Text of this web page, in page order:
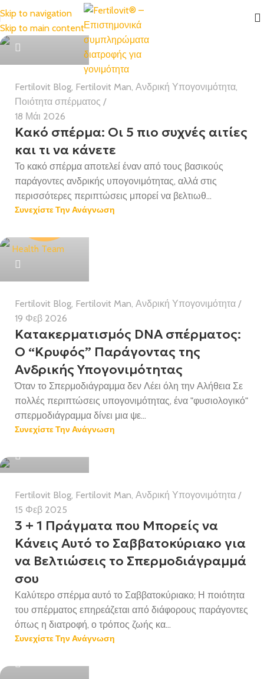
Skip to navigation
Skip to main content
Health Team
Fertilovit Blog, Fertilovit Man, Ανδρική Υπογονιμότητα,
Ποιότητα σπέρματος
18 Μάι 2026
Κακό σπέρμα: Οι 5 πιο συχνές αιτίες
και τι να κάνετε
Το κακό σπέρμα αποτελεί έναν από τους βασικούς
παράγοντες ανδρικής υπογονιμότητας, αλλά στις
περισσότερες περιπτώσεις μπορεί να βελτιωθ...
Συνεχίστε Την Ανάγνωση
Health Team
Fertilovit Blog, Fertilovit Man, Ανδρική Υπογονιμότητα
19 Φεβ 2026
Κατακερματισμός DNA σπέρματος:
Ο “Κρυφός” Παράγοντας της
Ανδρικής Υπογονιμότητας
Όταν το Σπερμοδιάγραμμα δεν Λέει όλη την Αλήθεια Σε
πολλές περιπτώσεις υπογονιμότητας, ένα "φυσιολογικό"
σπερμοδιάγραμμα δίνει μια ψε...
Συνεχίστε Την Ανάγνωση
Fertilovit Blog, Fertilovit Man, Ανδρική Υπογονιμότητα
15 Φεβ 2025
3 + 1 Πράγματα που Μπορείς να
Κάνεις Αυτό το Σαββατοκύριακο για
να Βελτιώσεις το Σπερμοδιάγραμμά
σου
Καλύτερο σπέρμα αυτό το Σαββατοκύριακο; Η ποιότητα
του σπέρματος επηρεάζεται από διάφορους παράγοντες
όπως η διατροφή, ο τρόπος ζωής κα...
Συνεχίστε Την Ανάγνωση